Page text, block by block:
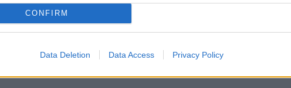
CONFIRM
Data Deletion Data Access Privacy Policy